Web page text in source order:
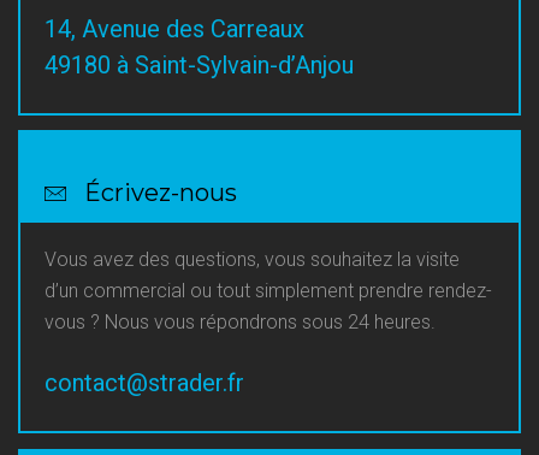
14, Avenue des Carreaux
49180 à Saint-Sylvain-d’Anjou
Écrivez-nous
Vous avez des questions, vous souhaitez la visite
d’un commercial ou tout simplement prendre rendez-
vous ? Nous vous répondrons sous 24 heures.
contact@strader.fr